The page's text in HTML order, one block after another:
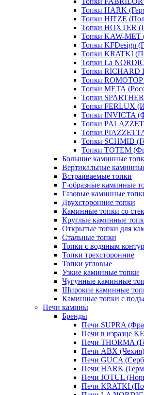
Топки HARK
Топки HITZE
Топки HOXTER
Топки KAW-MET
Топки KFDesign
Топки KRATKI
Топки La
Топки RICHARD
Топки ROMOTOP
Топки МЕТА
Топки
Топки FERLUX
Топки INVICTA
Топки
Топки
Топки SCHMID
Топки TOTEM
Большие каминные
Вертикальные
Встраиваемые топки
Г-образные каминные
Газовые каминные
Двухсторонние топки
Каминные топки со
Круглые каминные
Открытые топки для
Стальные топки
Топки с водяным
Топки трехсторонние
Топки угловые
Узкие каминные топки
Чугунные каминные
Широкие каминные
Каминные топки с
Печи камины
Бренды
Печи SUPRA
Печи в изразце
Печи THORMA
Печи ABX (Чехия)
Печи GUCA
Печи HARK
Печи JOTUL
Печи KRATKI